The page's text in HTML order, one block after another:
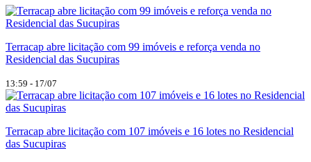
Terracap abre licitação com 99 imóveis e reforça venda no
Residencial das Sucupiras
13:59 - 17/07
Terracap abre licitação com 107 imóveis e 16 lotes no Residencial
das Sucupiras